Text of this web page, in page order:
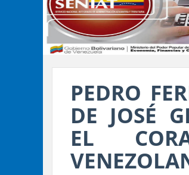
PEDRO
DE JOSÉ
EL